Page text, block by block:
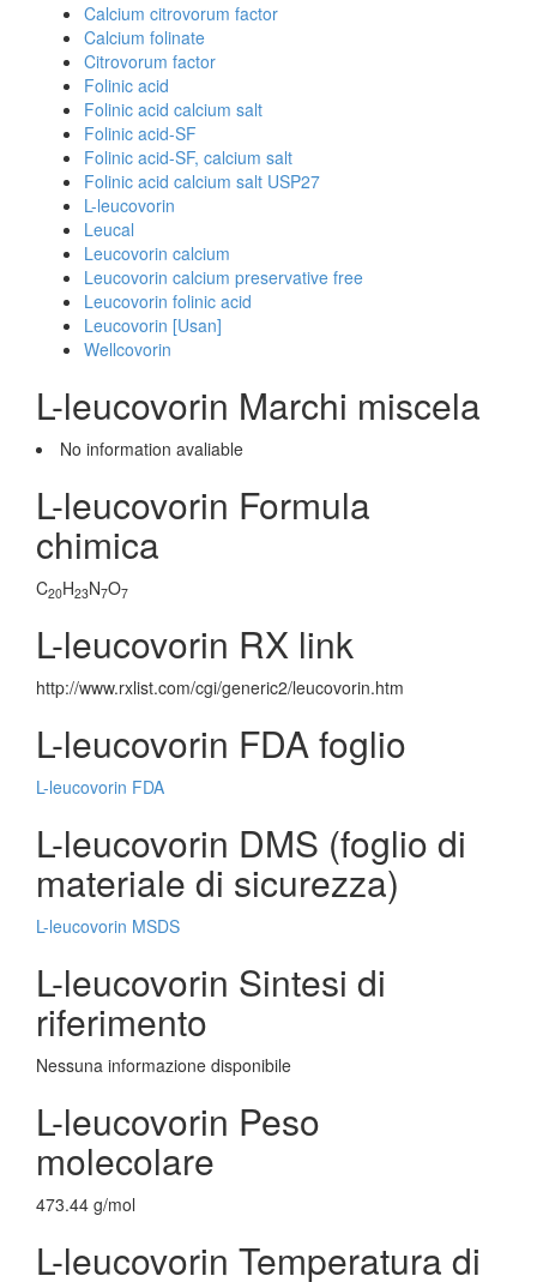
Calcium citrovorum factor
Calcium folinate
Citrovorum factor
Folinic acid
Folinic acid calcium salt
Folinic acid-SF
Folinic acid-SF, calcium salt
Folinic acid calcium salt USP27
L-leucovorin
Leucal
Leucovorin calcium
Leucovorin calcium preservative free
Leucovorin folinic acid
Leucovorin [Usan]
Wellcovorin
L-leucovorin Marchi miscela
No information avaliable
L-leucovorin Formula
chimica
C20H23N7O7
L-leucovorin RX link
http://www.rxlist.com/cgi/generic2/leucovorin.htm
L-leucovorin FDA foglio
L-leucovorin FDA
L-leucovorin DMS (foglio di
materiale di sicurezza)
L-leucovorin MSDS
L-leucovorin Sintesi di
riferimento
Nessuna informazione disponibile
L-leucovorin Peso
molecolare
473.44 g/mol
L-leucovorin Temperatura di